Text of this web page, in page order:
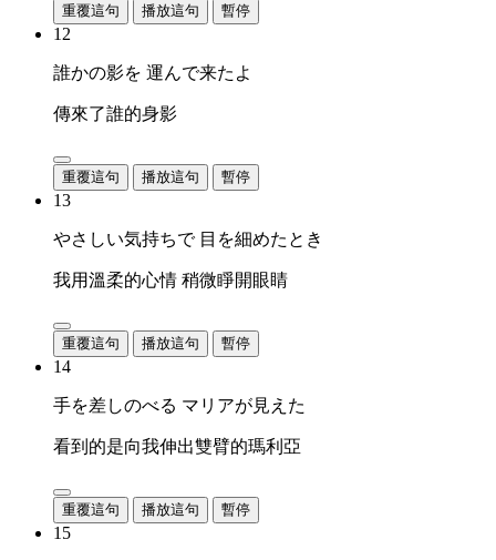
重覆這句 播放這句 暫停
12
誰かの影を 運んで来たよ
傳來了誰的身影
重覆這句 播放這句 暫停
13
やさしい気持ちで 目を細めたとき
我用溫柔的心情 稍微睜開眼睛
重覆這句 播放這句 暫停
14
手を差しのべる マリアが見えた
看到的是向我伸出雙臂的瑪利亞
重覆這句 播放這句 暫停
15